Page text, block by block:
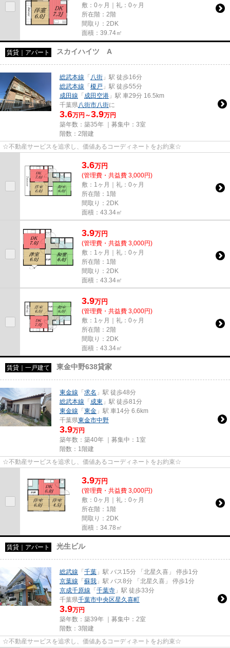
敷：0ヶ月｜礼：0ヶ月
所在階：2階
間取り：2DK
面積：39.74㎡
賃貸｜アパート スカイハイツ A
総武本線 「 八街 」駅 徒歩16分
総武本線 「榎戸 」駅 徒歩55分
成田線 「成田空港 」駅 車29分 16.5km
千葉県 八街市八街に
3.6万円～3.9万円
築年数：築35年 ｜募集中： 3室
階数：2階建
☆不動産サービスを追求し、価値あるコーディネートをお約束☆
3.6万円
(管理費・共益費 3,000円)
敷：1ヶ月｜礼：0ヶ月
所在階：1階
間取り：2DK
面積：43.34㎡
3.9万円
(管理費・共益費 3,000円)
敷：1ヶ月｜礼：0ヶ月
所在階：1階
間取り：2DK
面積：43.34㎡
3.9万円
(管理費・共益費 3,000円)
敷：1ヶ月｜礼：0ヶ月
所在階：2階
間取り：2DK
面積：43.34㎡
賃貸｜一戸建て 東金中野638貸家
東金線 「求名 」駅 徒歩48分
総武本線 「成東 」駅 徒歩81分
東金線 「東金 」駅 車14分 6.6km
千葉県東金市中野
3.9万円
築年数：築40年 ｜募集中： 1室
階数：1階建
☆不動産サービスを追求し、価値あるコーディネートをお約束☆
3.9万円
(管理費・共益費 3,000円)
敷：0ヶ月｜礼：0ヶ月
所在階：1階
間取り：2DK
面積：34.78㎡
賃貸｜アパート 光生ビル
総武線 「千葉 」駅 バス15分 「北星久喜」 停歩1分
京葉線 「蘇我 」駅 バス8分 「北星久喜」 停歩1分
京成千原線 「千葉寺 」駅 徒歩33分
千葉県千葉市中央区星久喜町
3.9万円
築年数：築39年 ｜募集中： 2室
階数：3階建
☆不動産サービスを追求し、価値あるコーディネートをお約束☆